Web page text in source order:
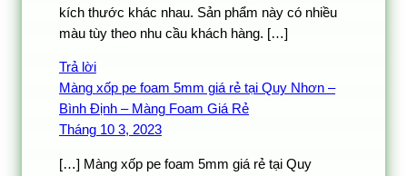
kích thước khác nhau. Sản phẩm này có nhiều
màu tùy theo nhu cầu khách hàng. […]
Trả lời
Màng xốp pe foam 5mm giá rẻ tại Quy Nhơn –
Bình Định – Màng Foam Giá Rẻ
Tháng 10 3, 2023
[…] Màng xốp pe foam 5mm giá rẻ tại Quy